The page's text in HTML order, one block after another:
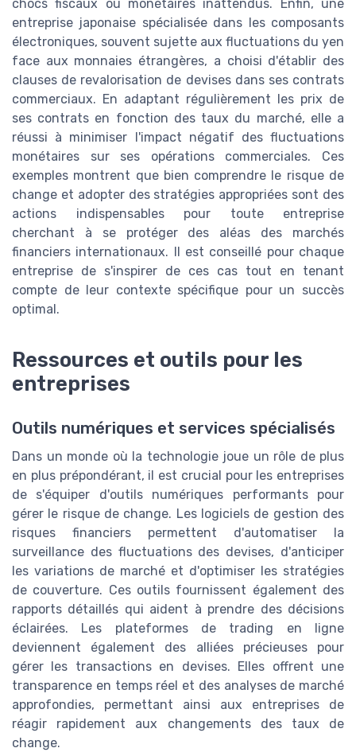
chocs fiscaux ou monétaires inattendus. Enfin, une
entreprise japonaise spécialisée dans les composants
électroniques, souvent sujette aux fluctuations du yen
face aux monnaies étrangères, a choisi d'établir des
clauses de revalorisation de devises dans ses contrats
commerciaux. En adaptant régulièrement les prix de
ses contrats en fonction des taux du marché, elle a
réussi à minimiser l'impact négatif des fluctuations
monétaires sur ses opérations commerciales. Ces
exemples montrent que bien comprendre le risque de
change et adopter des stratégies appropriées sont des
actions indispensables pour toute entreprise
cherchant à se protéger des aléas des marchés
financiers internationaux. Il est conseillé pour chaque
entreprise de s'inspirer de ces cas tout en tenant
compte de leur contexte spécifique pour un succès
optimal.
Ressources et outils pour les
entreprises
Outils numériques et services spécialisés
Dans un monde où la technologie joue un rôle de plus
en plus prépondérant, il est crucial pour les entreprises
de s'équiper d'outils numériques performants pour
gérer le risque de change. Les logiciels de gestion des
risques financiers permettent d'automatiser la
surveillance des fluctuations des devises, d'anticiper
les variations de marché et d'optimiser les stratégies
de couverture. Ces outils fournissent également des
rapports détaillés qui aident à prendre des décisions
éclairées. Les plateformes de trading en ligne
deviennent également des alliées précieuses pour
gérer les transactions en devises. Elles offrent une
transparence en temps réel et des analyses de marché
approfondies, permettant ainsi aux entreprises de
réagir rapidement aux changements des taux de
change.